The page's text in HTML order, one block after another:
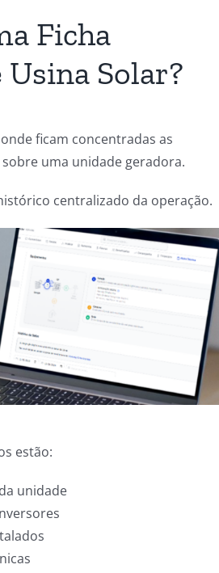
Ficha
Usina Solar?
ficam concentradas as
uma unidade geradora.
centralizado da operação.
estão:
unidade